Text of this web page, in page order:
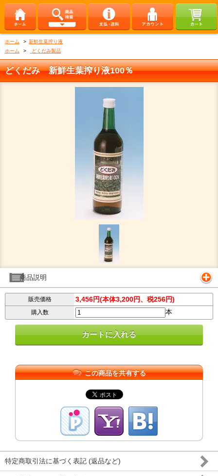
ホーム > 新鮮生葉搾り液
ホーム
> どくだみ製品
どくだみ 新鮮生葉搾り液100％
商品説明
販売価格 3,456円(本体3,200円、税256円)
購入数 本
この商品を共有する
特定商取引法に基づく表記 (返品など)